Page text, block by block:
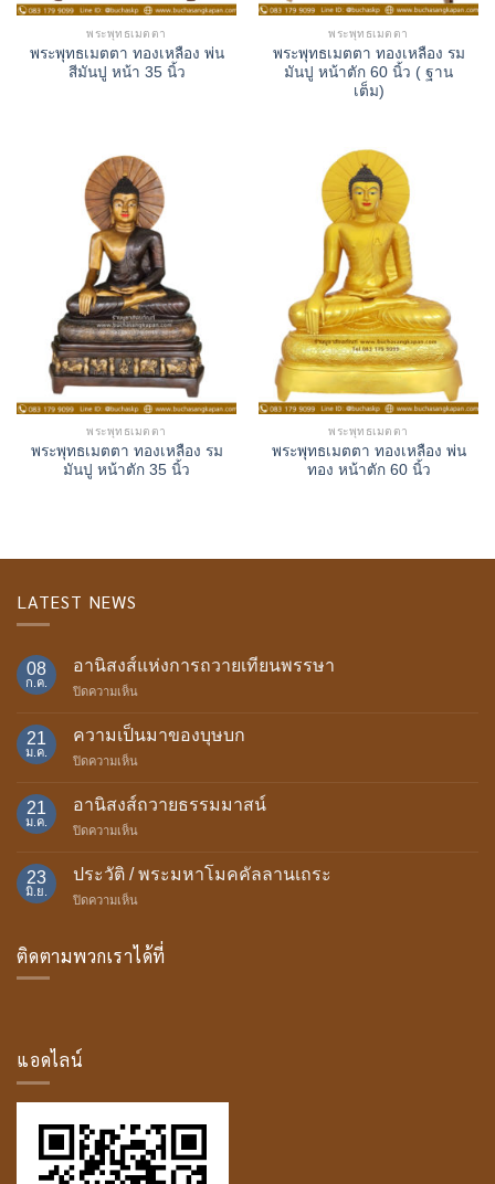
พระพุทธเมตตา
พระพุทธเมตตา ทองเหลือง พ่น
สีมันปู หน้า 35 นิ้ว
พระพุทธเมตตา
พระพุทธเมตตา ทองเหลือง รม
มันปู หน้าตัก 60 นิ้ว ( ฐาน
เต็ม)
พระพุทธเมตตา
พระพุทธเมตตา ทองเหลือง รม
มันปู หน้าตัก 35 นิ้ว
พระพุทธเมตตา
พระพุทธเมตตา ทองเหลือง พ่น
ทอง หน้าตัก 60 นิ้ว
LATEST NEWS
08
ก.ค.
อานิสงส์แห่งการถวายเทียนพรรษา
ปิดความเห็น
ถวาย
พรรษา
21
ม.ค.
ความเป็นมาของบุษบก
ปิดความเห็น
ของ
21
ม.ค.
อานิสงส์ถวายธรรมมาสน์
ปิดความเห็น
ถวาย
มา
23
มิ.ย.
ประวัติ / พระมหาโมคคัลลานเถระ
ปิดความเห็น
พระ
ติดตามพวกเราได้ที่
แอดไลน์